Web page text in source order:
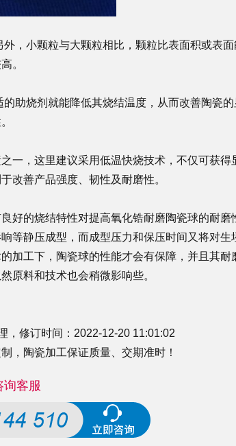
，小颗粒与大颗粒相比，颗粒比表面积或表面
。
助烧剂就能降低其烧结温度，从而改善陶瓷的
一，这里建议采用低温快烧技术，不仅可获得
改善产品强度、韧性及耐磨性。
好的烧结特性对提高氧化锆耐磨陶瓷球的耐磨
等静压成型，而成型压力和保压时间又将对生
加工下，陶瓷球的性能才会有保障，并且其耐
原料和技术也会稍微影响些。
，修订时间：2022-12-20 11:01:02
， 陶瓷加工保证质量、交期准时！
询客服